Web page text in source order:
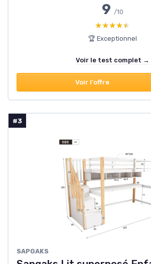
9 /10
★★★★★
★★★★★
🏆 Exceptionnel
Voir le test complet →
Voir l'offre
#3
SAPGAKS